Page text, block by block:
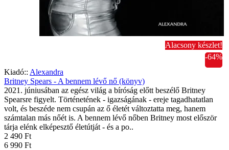
Alacsony készlet!
-64%
Kiadó:: Alexandra
Britney Spears - A bennem lévő nő (könyv)
2021. júniusában az egész világ a bíróság előtt beszélő Britney
Spearsre figyelt. Történetének - igazságának - ereje tagadhatatlan
volt, és beszéde nem csupán az ő életét változtatta meg, hanem
számtalan más nőét is. A bennem lévő nőben Britney most először
tárja elénk elképesztő életútját - és a po..
2 490 Ft
6 990 Ft